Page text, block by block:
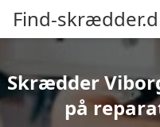
Find-
Skrædder
på